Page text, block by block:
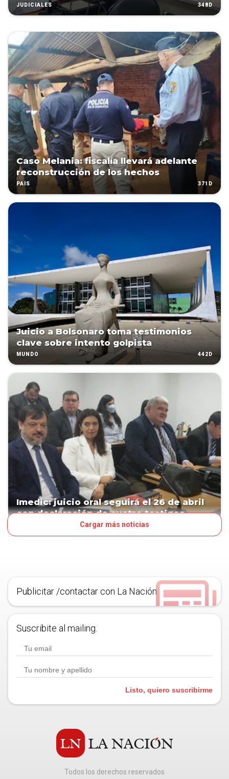
JUDICIALES 348D
Caso Melania: fiscalía llevará adelante
reconstrucción de los hechos
PAÍS 371D
Juicio a Bolsonaro toma testimonios
clave sobre intento golpista
MUNDO 442D
Imedic: juicio oral seguirá el 26 de abril
con declaración de cuatro testigos
Cargar más noticias
Publicitar /contactar con La Nación
Suscribite al mailing.
Listo, quiero suscribirme
Todos los derechos reservados